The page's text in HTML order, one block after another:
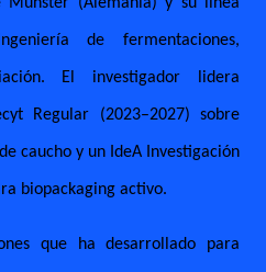
de fermentaciones,
El investigador lidera
Regular (2023–2027) sobre
caucho y un IdeA Investigación
biopackaging activo.
que ha desarrollado para